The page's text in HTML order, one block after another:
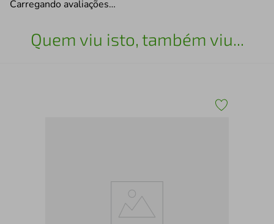
Carregando avaliações…
Quem viu isto, também viu...